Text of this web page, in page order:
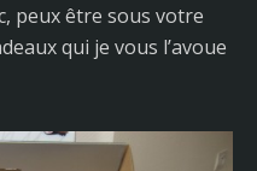
peux être sous votre
qui je vous l’avoue